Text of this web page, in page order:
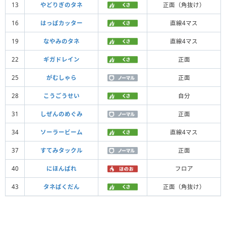
13 やどりぎのタネ 正面（角抜け）
16 はっぱカッター 直線4マス
19 なやみのタネ 直線4マス
22 ギガドレイン 正面
25 がむしゃら 正面
28 こうごうせい 自分
31 しぜんのめぐみ 正面
34 ソーラービーム 直線4マス
37 すてみタックル 正面
40 にほんばれ フロア
43 タネばくだん 正面（角抜け）